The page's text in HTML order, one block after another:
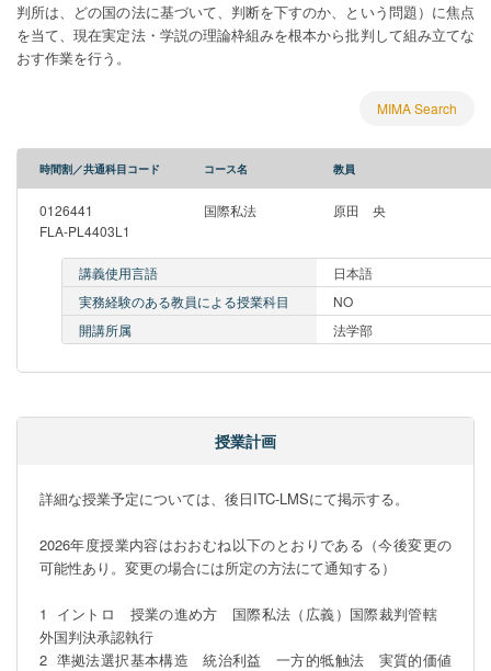
判所は、どの国の法に基づいて、判断を下すのか、という問題）に焦点
を当て、現在実定法・学説の理論枠組みを根本から批判して組み立てな
おす作業を行う。
MIMA Search
時間割／共通科目コード コース名 教員
0126441
FLA-PL4403L1
国際私法 原田 央
講義使用言語
日本語
実務経験のある教員による授業科目
NO
開講所属
法学部
授業計画
詳細な授業予定については、後日ITC-LMSにて掲示する。
2026年度授業内容はおおむね以下のとおりである（今後変更の
可能性あり。変更の場合には所定の方法にて通知する）
1  イントロ　授業の進め方　国際私法（広義）国際裁判管轄
外国判決承認執行
2  準拠法選択基本構造　統治利益　一方的牴触法　実質的価値